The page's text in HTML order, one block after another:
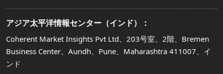
アジア太平洋情報センター（インド）：
Coherent Market Insights Pvt Ltd、203号室、2階、Bremen
Business Center、Aundh、Pune、Maharashtra 411007、イ
ンド